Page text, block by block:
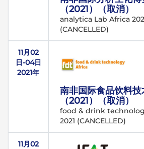
（2021）（取消）
analytica Lab Africa
(CANCELLED)
11月02
日-04日
2021年
南非国际食品饮料
（2021）（取消）
food & drink
2021 (CANCELLED)
11月02